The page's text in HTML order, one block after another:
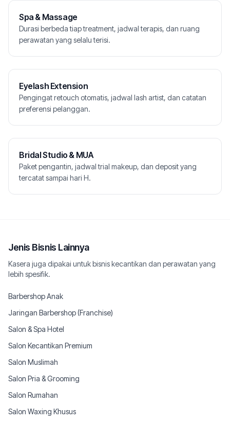
Spa & Massage
Durasi berbeda tiap treatment, jadwal terapis, dan ruang
perawatan yang selalu terisi.
Eyelash Extension
Pengingat retouch otomatis, jadwal lash artist, dan catatan
preferensi pelanggan.
Bridal Studio & MUA
Paket pengantin, jadwal trial makeup, dan deposit yang
tercatat sampai hari H.
Jenis Bisnis Lainnya
Kasera juga dipakai untuk bisnis kecantikan dan perawatan yang
lebih spesifik.
Barbershop Anak
Jaringan Barbershop (Franchise)
Salon & Spa Hotel
Salon Kecantikan Premium
Salon Muslimah
Salon Pria & Grooming
Salon Rumahan
Salon Waxing Khusus